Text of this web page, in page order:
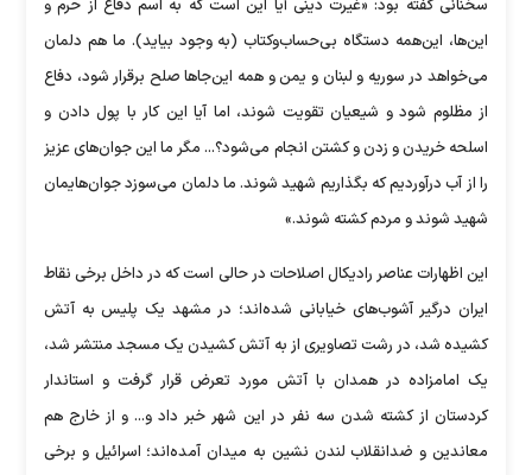
سخنانی گفته بود: «غیرت دینی آیا این است که به اسم دفاع از حرم و
این‌ها، این‌همه دستگاه بی‌حساب‌وکتاب (به وجود بیاید). ما هم دلمان
می‌خواهد در سوریه و لبنان و یمن و همه این‌جا‌ها صلح برقرار شود، دفاع
از مظلوم شود و شیعیان تقویت شوند، اما آیا این کار با پول دادن و
اسلحه خریدن و زدن و کشتن انجام می‌شود؟... مگر ما این جوان‌های عزیز
را از آب درآوردیم که بگذاریم شهید شوند. ما دلمان می‌سوزد جوان‌هایمان
شهید شوند و مردم کشته شوند.»
این اظهارات عناصر رادیکال اصلاحات در حالی است که در داخل برخی نقاط
ایران درگیر آشوب‌های خیابانی شده‌اند؛ در مشهد یک پلیس به آتش
کشیده شد، در رشت تصاویری از به آتش کشیدن یک مسجد منتشر شد،
یک امامزاده در همدان با آتش مورد تعرض قرار گرفت و استاندار
کردستان از کشته شدن سه نفر در این شهر خبر داد و... و از خارج هم
معاندین و ضدانقلاب لندن نشین به میدان آمده‌اند؛ اسرائیل و برخی